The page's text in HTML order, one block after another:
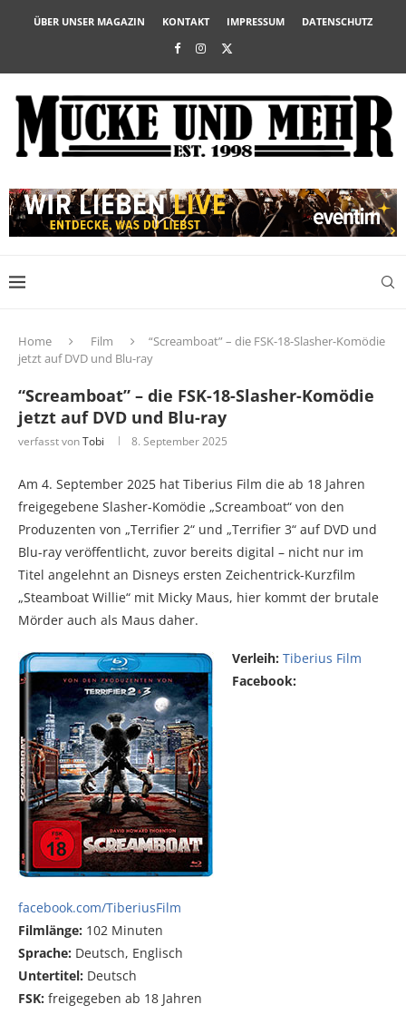
ÜBER UNSER MAGAZIN KONTAKT IMPRESSUM DATENSCHUTZ
Home Film
“Screamboat” – die FSK-18-Slasher-Komödie
jetzt auf DVD und Blu-ray
“Screamboat” – die FSK-18-Slasher-Komödie
jetzt auf DVD und Blu-ray
verfasst vonTobi 8. September 2025
Am 4. September 2025 hat Tiberius Film die ab 18 Jahren
freigegebene Slasher-Komödie „Screamboat“ von den
Produzenten von „Terrifier 2“ und „Terrifier 3“ auf DVD und
Blu-ray veröffentlicht, zuvor bereits digital – nicht nur im
Titel angelehnt an Disneys ersten Zeichentrick-Kurzfilm
„Steamboat Willie“ mit Micky Maus, hier kommt der brutale
Mörder auch als Maus daher.
Verleih: Tiberius Film
Facebook:
facebook.com/TiberiusFilm
Filmlänge: 102 Minuten
Sprache: Deutsch, Englisch
Untertitel: Deutsch
FSK: freigegeben ab 18 Jahren